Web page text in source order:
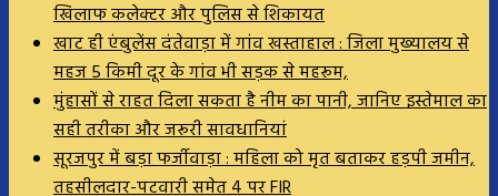
खिलाफ कलेक्टर और पुलिस से शिकायत
खाट ही एंबुलेंस दंतेवाड़ा में गांव खस्ताहाल : जिला मुख्यालय से
महज 5 किमी दूर के गांव भी सड़क से महरूम,
मुंहासों से राहत दिला सकता है नीम का पानी, जानिए इस्तेमाल का
सही तरीका और जरूरी सावधानियां
सूरजपुर में बड़ा फर्जीवाड़ा : महिला को मृत बताकर हड़पी जमीन,
तहसीलदार-पटवारी समेत 4 पर FIR